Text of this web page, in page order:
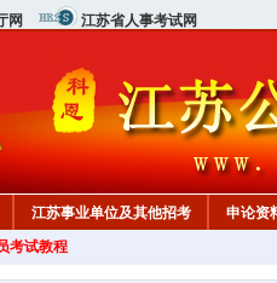
网 江苏省人事考试网
江苏事业单位及其他招考
申论资
考试教程